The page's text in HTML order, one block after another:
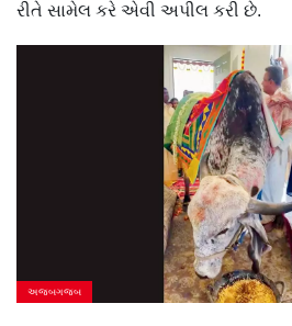
રીતે સામેલ કરે એવી અપીલ કરી છે.
અજબગજબ